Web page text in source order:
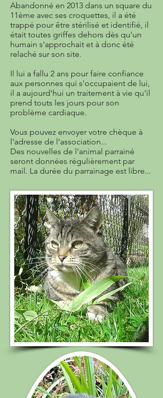
Abandonné en 2013 dans un square du
11ème avec ses croquettes, il a été
trappé pour être stérilisé et identifié, il
était toutes griffes dehors dès qu'un
humain s'approchait et à donc été
relaché sur son site.
Il lui a fallu 2 ans pour faire confiance
aux personnes qui s'occupaient de lui,
il a aujourd'hui un traitement à vie qu'il
prend touts les jours pour son
problème cardiaque.
Vous pouvez envoyer votre chèque à
l'adresse de l'association...
Des nouvelles de l'animal parrainé
seront données régulièrement par
mail. La durée du parrainage est libre...